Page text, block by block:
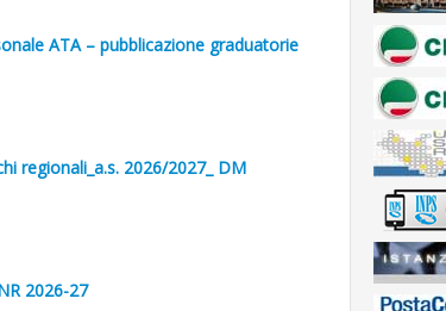
ATA – pubblicazione graduatorie
regionali_a.s. 2026/2027_ DM
2026-27